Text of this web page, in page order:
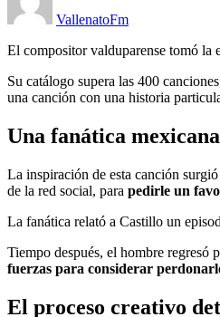
VallenatoFm
El compositor valduparense tomó la
Su catálogo supera las 400
una canción con una historia
Una fanática
La inspiración de esta canción
de la red social, para pedirle un
La fanática relató a Castillo un
Tiempo después, el hombre regresó
fuerzas para considerar
El proceso creativo